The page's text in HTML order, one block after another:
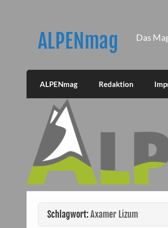
ALPENmag Das
ALPENmag Redaktion
Schlagwort:Axamer Lizum